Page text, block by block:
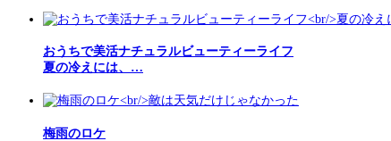
おうちで美活ナチュラルビューティーライフ
夏の冷えには、…
梅雨のロケ